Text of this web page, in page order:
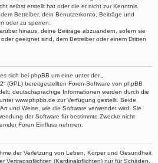
selbst erstellt hat oder die er nicht zur Kenntnis
Betreiber, dein Benutzerkonto, Beiträge und
oder zu sperren.
hinaus, deine Beiträge abzuändern, sofern sie
geeignet sind, dem Betreiber oder einem Dritten
sich bei phpBB um eine unter der „
“ (GPL) bereitgestellten Foren-Software von phpBB
deutschsprachige Informationen werden durch die
www.phpbb.de zur Verfügung gestellt. Beide
und Weise, wie die Software verwendet wird. Sie
der Software für bestimmte Zwecke nicht
Foren Einfluss nehmen.
der Verletzung von Leben, Körper und Gesundheit
Vertragspflichten (Kardinalpflichten) nur für Schäden,